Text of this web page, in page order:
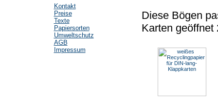
Kontakt
Preise
Texte
Papiersorten
Umweltschutz
AGB
Impressum
Diese Bögen
Karten geöffnet